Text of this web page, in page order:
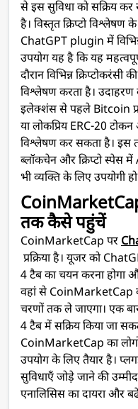
से इस सुविधा को सक्रिय
है। विस्तृत क्रिप्टो
ChatGPT plugin में
उपयोग यह है कि यह
दौरान विभिन्न
विश्लेषण करता है।
इलेक्शंस से पहले Bitcoin
या लोकप्रिय ERC-20
विश्लेषण कर सकता है। इस
ब्लॉकचेन और क्रिप्टो स्पेस
भी व्यक्ति के लिए उपयोगी
तक कैसे पहुंचें
CoinMarketCap पर
प्रक्रिया है। यूजर को
4 टैब का चयन करना होगा
वहां से CoinMarketCap
चरणों तक ले जाएगा। एक
4 टैब में सक्रिय किया जा
CoinMarketCap का
उपयोग के लिए तैयार है।
सुविधाएँ जोड़े जाने की
एनालिसिस का दायरा और